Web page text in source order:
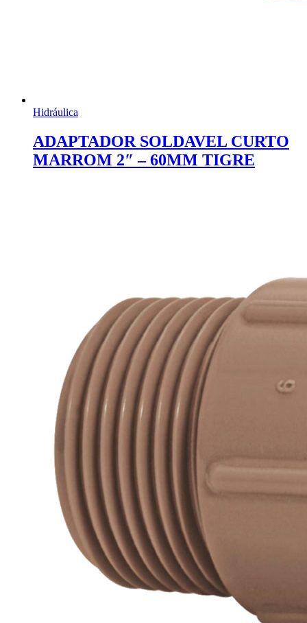
Hidráulica
ADAPTADOR SOLDAVEL CURTO
MARROM 2″ – 60MM TIGRE